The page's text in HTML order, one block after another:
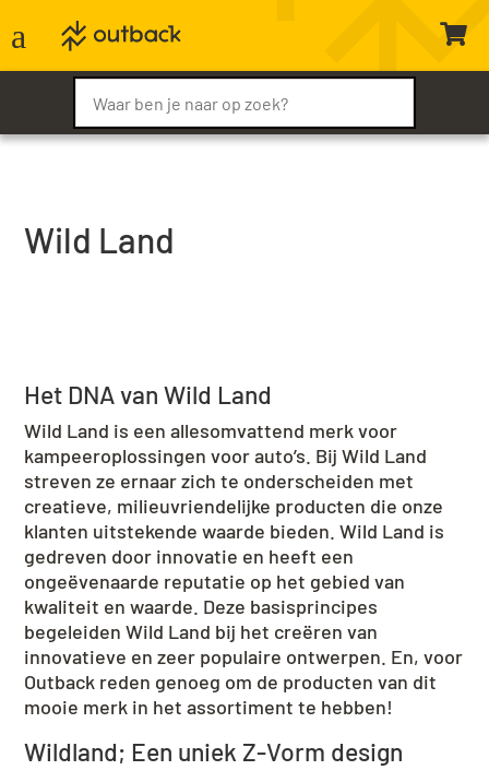
a 
Wild Land
Het DNA van Wild Land
Wild Land is een allesomvattend merk voor
kampeeroplossingen voor auto’s. Bij Wild Land
streven ze ernaar zich te onderscheiden met
creatieve, milieuvriendelijke producten die onze
klanten uitstekende waarde bieden. Wild Land is
gedreven door innovatie en heeft een
ongeëvenaarde reputatie op het gebied van
kwaliteit en waarde. Deze basisprincipes
begeleiden Wild Land bij het creëren van
innovatieve en zeer populaire ontwerpen. En, voor
Outback reden genoeg om de producten van dit
mooie merk in het assortiment te hebben!
Wildland; Een uniek Z-Vorm design